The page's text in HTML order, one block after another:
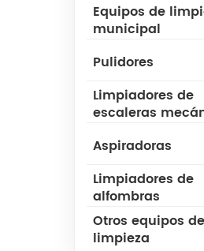
Equipos de
municipal
Pulidores
Limpiadores de
escaleras
Aspiradoras
Limpiadores de
alfombras
Otros equipos de
limpieza